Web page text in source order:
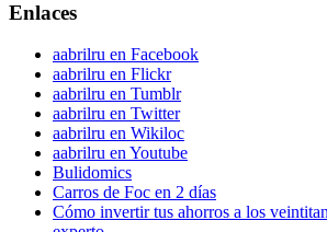
Enlaces
aabrilru en Facebook
aabrilru en Flickr
aabrilru en Tumblr
aabrilru en Twitter
aabrilru en Wikiloc
aabrilru en Youtube
Bulidomics
Carros de Foc en 2 días
Cómo invertir tus ahorros a los